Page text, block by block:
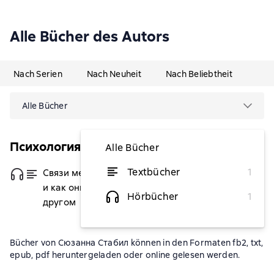
Alle Bücher des Autors
Nach Serien Nach Neuheit Nach Beliebtheit
Alle Bücher
Alle Bücher
Textbücher
1
Hörbücher
1
Психология общения
Связи между нами. 9 типов личности
и как они взаимодействуют друг с
другом
von 4,21 €
Bücher von Сюзанна Стабил können in den Formaten fb2, txt,
epub, pdf heruntergeladen oder online gelesen werden.